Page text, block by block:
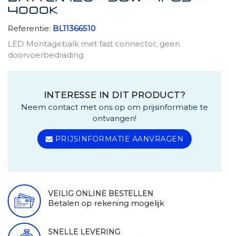
4000K
Referentie: BL11366510
LED Montagebalk met fast connector, geen
doorvoerbedrading.
INTERESSE IN DIT PRODUCT?
Neem contact met ons op om prijsinformatie te
ontvangen!
PRIJSINFORMATIE AANVRAGEN
VEILIG ONLINE BESTELLEN
Betalen op rekening mogelijk
SNELLE LEVERING